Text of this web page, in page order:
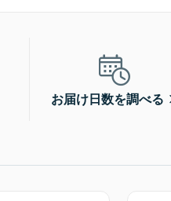
お届け日数を調べる